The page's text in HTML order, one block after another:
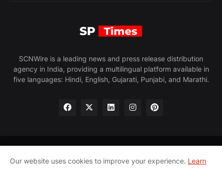
SCNWire is a leading news and press release distribution
agency in India, providing a multilingual platform available in
five languages: Hindi, English, Gujarati, Punjabi, and Marathi.
Legal Disclaimer
Our website uses cookies to improve your experience. Learn